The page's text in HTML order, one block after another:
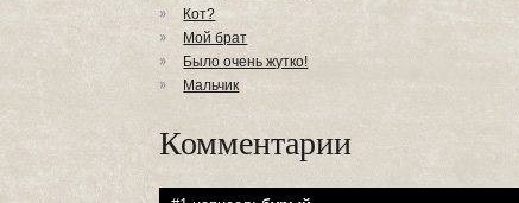
Кот?
Мой брат
Было очень жутко!
Мальчик
Комментарии